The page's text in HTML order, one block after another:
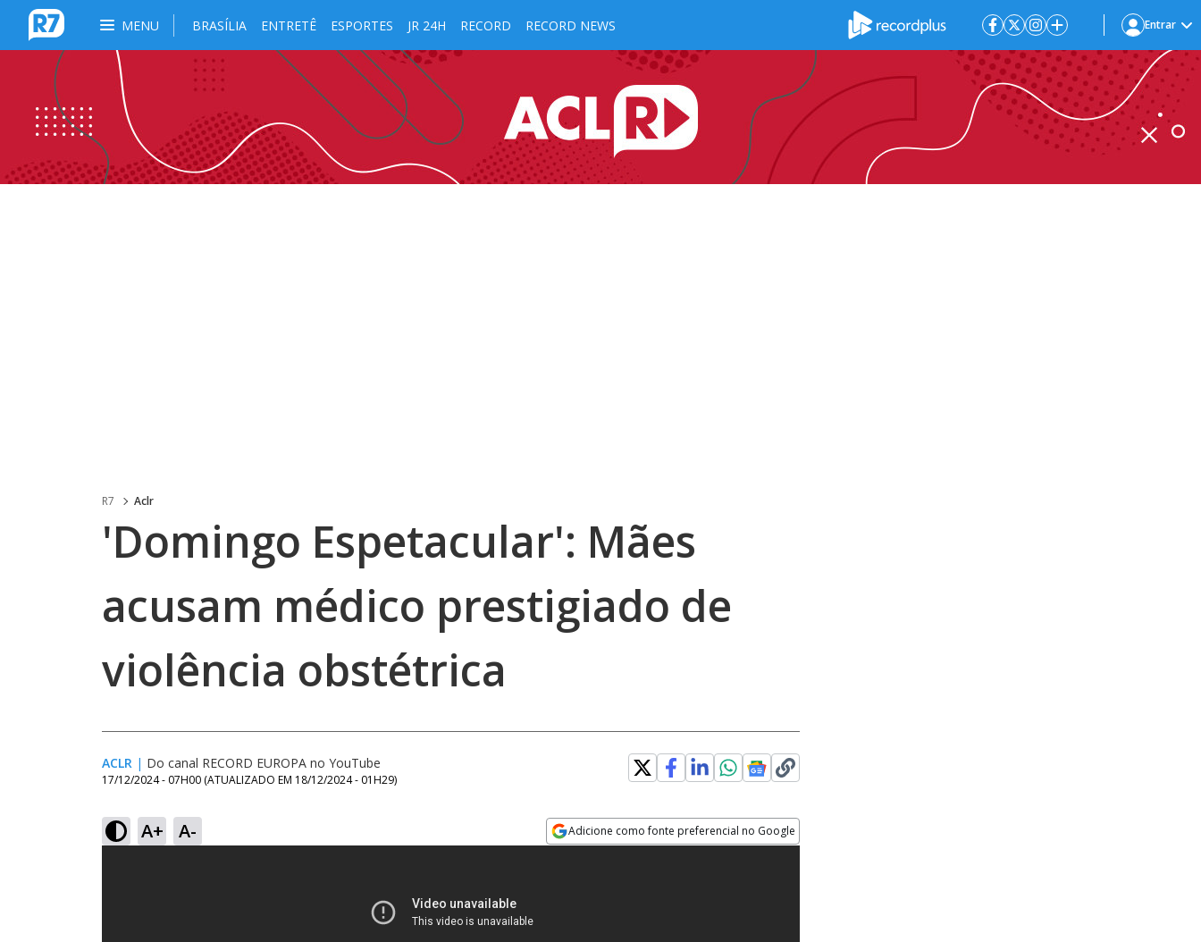
MENU BRASÍLIA ENTRETÊ ESPORTES JR 24H RECORD RECORD NEWS Entrar
R7 Aclr
'Domingo Espetacular': Mães
acusam médico prestigiado de
violência obstétrica
ACLR | Do canal RECORD EUROPA no YouTube
17/12/2024 - 07H00 (ATUALIZADO EM 18/12/2024 - 01H29)
A+ A- Adicione como fonte preferencial no Google